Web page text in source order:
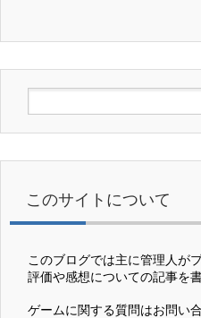
このサイトについて
このブログでは主に管理人が
評価や感想についての記事を
ゲームに関する質問はお問い